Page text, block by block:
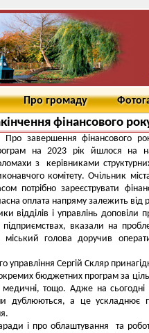
Про громаду
фінансового
Про завершення фінансового
на 2023 рік йшлося на
з керівниками структурних
комітету. Очільник
потрібно зареєструвати
оплата напряму залежить від
відділів і управлінь доповіли
вказали на
міський голова доручив
управління Сергій Скляр
окремих бюджетних програм за
медичні, тощо. Адже на
дублюються, а це ускладнює
і про облаштування та роботу